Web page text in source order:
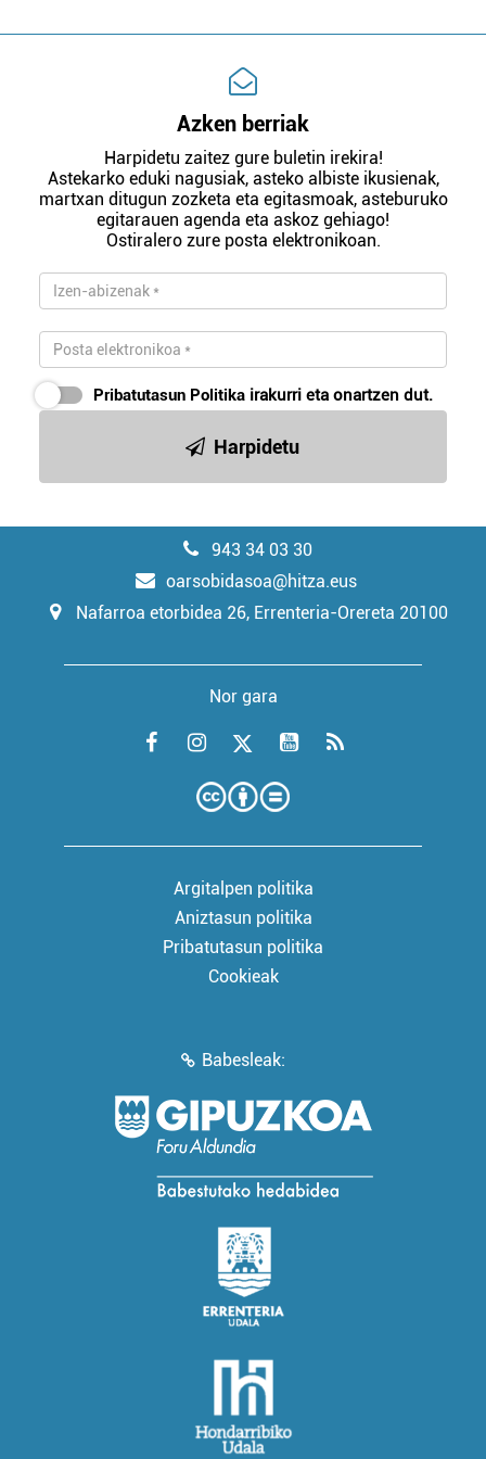
Azken berriak
Harpidetu zaitez gure buletin irekira!
Astekarko eduki nagusiak, asteko albiste ikusienak,
martxan ditugun zozketa eta egitasmoak, asteburuko
egitarauen agenda eta askoz gehiago!
Ostiralero zure posta elektronikoan.
Pribatutasun Politika irakurri eta onartzen dut.
Harpidetu
943 34 03 30
oarsobidasoa@hitza.eus
Nafarroa etorbidea 26, Errenteria-Orereta 20100
Nor gara
Argitalpen politika
Aniztasun politika
Pribatutasun politika
Cookieak
Babesleak: